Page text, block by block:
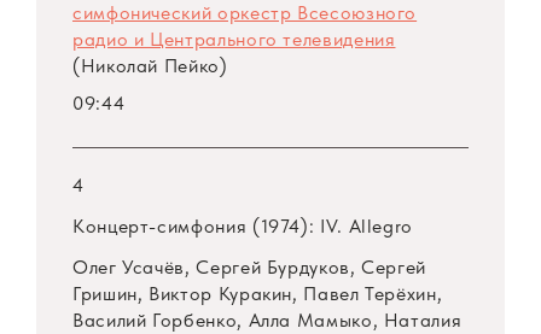
симфонический оркестр Всесоюзного
радио и Центрального телевидения
(Николай Пейко)
09:44
4
Концерт-симфония (1974): IV. Allegro
Олег Усачёв, Сергей Бурдуков, Сергей
Гришин, Виктор Куракин, Павел Терёхин,
Василий Горбенко, Алла Мамыко, Наталия